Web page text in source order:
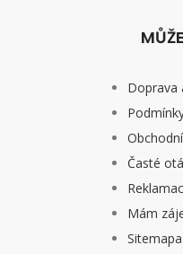
Doprava
Časté
Mám
Sitemapa